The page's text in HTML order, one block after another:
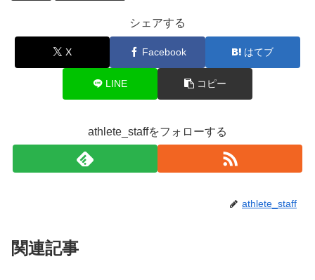
シェアする
X Facebook はてブ
LINE コピー
athlete_staffをフォローする
athlete_staff
関連記事